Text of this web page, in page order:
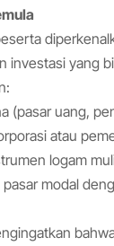
investasi yang
(pasar uang,
atau
logam
modal